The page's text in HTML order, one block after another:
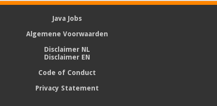
Java Jobs
Algemene Voorwaarden
Disclaimer NL
Disclaimer EN
Code of Conduct
Privacy Statement